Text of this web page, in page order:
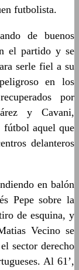
futbolista.
de buenos
el partido y se
serle fiel a su
en los
por
y Cavani,
fútbol aquel que
delanteros
en balón
Pepe sobre la
de esquina, y
Vecino se
sector derecho
Al 61’,